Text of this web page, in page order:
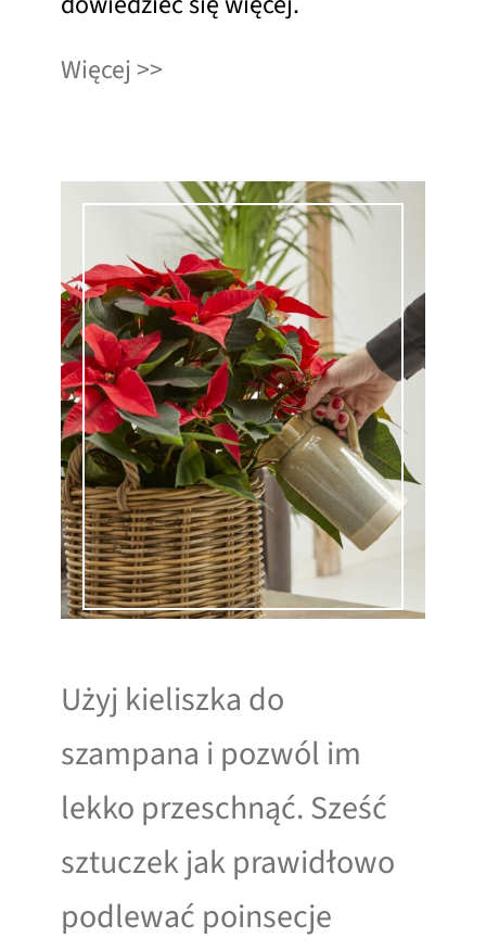
Więcej
Użyj kieliszka do
szampana i pozwól im
lekko przeschnąć. Sześć
sztuczek jak prawidłowo
podlewać poinsecje